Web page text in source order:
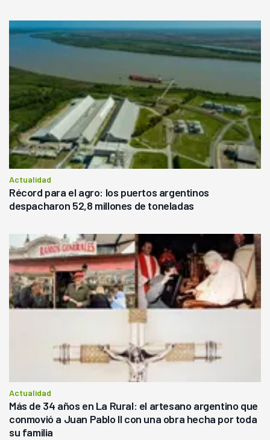
Actualidad
Récord para el agro: los puertos argentinos
despacharon 52,8 millones de toneladas
Actualidad
Más de 34 años en La Rural: el artesano argentino que
conmovió a Juan Pablo II con una obra hecha por toda
su familia